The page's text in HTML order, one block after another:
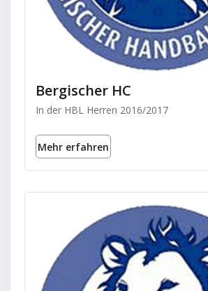
Bergischer HC
In der HBL Herren 2016/2017
Mehr erfahren